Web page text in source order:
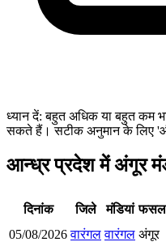
ध्यान दें: बहुत अधिक या बहुत कम
सकते हैं। सटीक अनुमान के लिए
आन्ध्र प्रदेश में अंगूर
दिनांक जिले मंडियां फसल
05/08/2026 वारंगल वारंगल अंगूर